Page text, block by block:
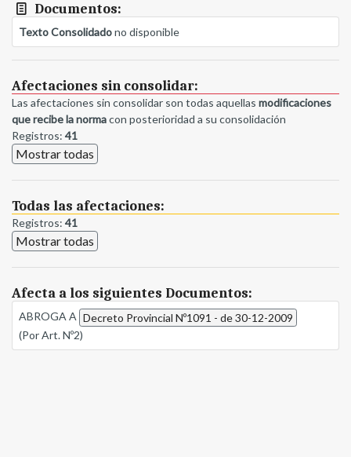
Documentos:
Texto Consolidadono disponible
Afectaciones sin consolidar:
Las afectaciones sin consolidar son todas aquellas modificaciones
que recibe la normacon posterioridad a su consolidación
Registros: 41
Mostrar todas
Todas las afectaciones:
Registros: 41
Mostrar todas
Afecta a los siguientes Documentos:
ABROGA A Decreto Provincial Nº1091 - de 30-12-2009
(Por Art. Nº2)